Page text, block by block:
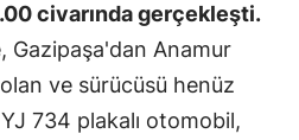
civarında gerçekleşti.
Gazipaşa'dan Anamur
ve sürücüsü henüz
734 plakalı otomobil,